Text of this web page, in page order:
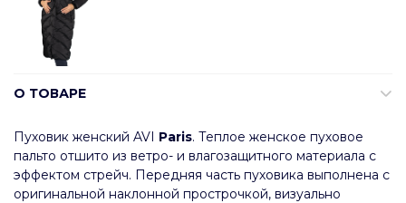
О ТОВАРЕ
Пуховик женский AVI Paris. Теплое женское пуховое
пальто отшито из ветро- и влагозащитного материала с
эффектом стрейч. Передняя часть пуховика выполнена с
оригинальной наклонной прострочкой, визуально